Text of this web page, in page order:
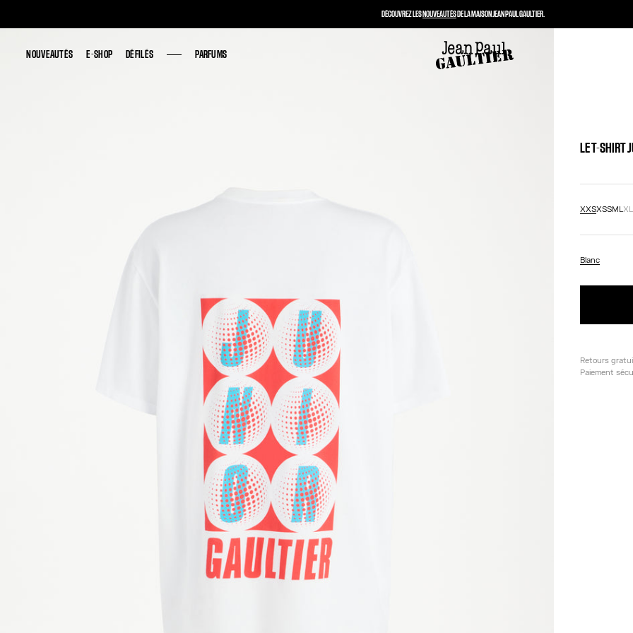
NOUVEAUTÉS E-SHOP DÉFILÉS PARFUMS
NOUVEAUTÉS E-SHOP DÉFILÉS PARFUMS
LE T-SHIRT
XXSXSSMLXL
Blanc
Retours
Paiement
DÉCOUVREZ LESNOUVEAUTÉSDE LA MAISON JEAN PAUL GAULTIER.